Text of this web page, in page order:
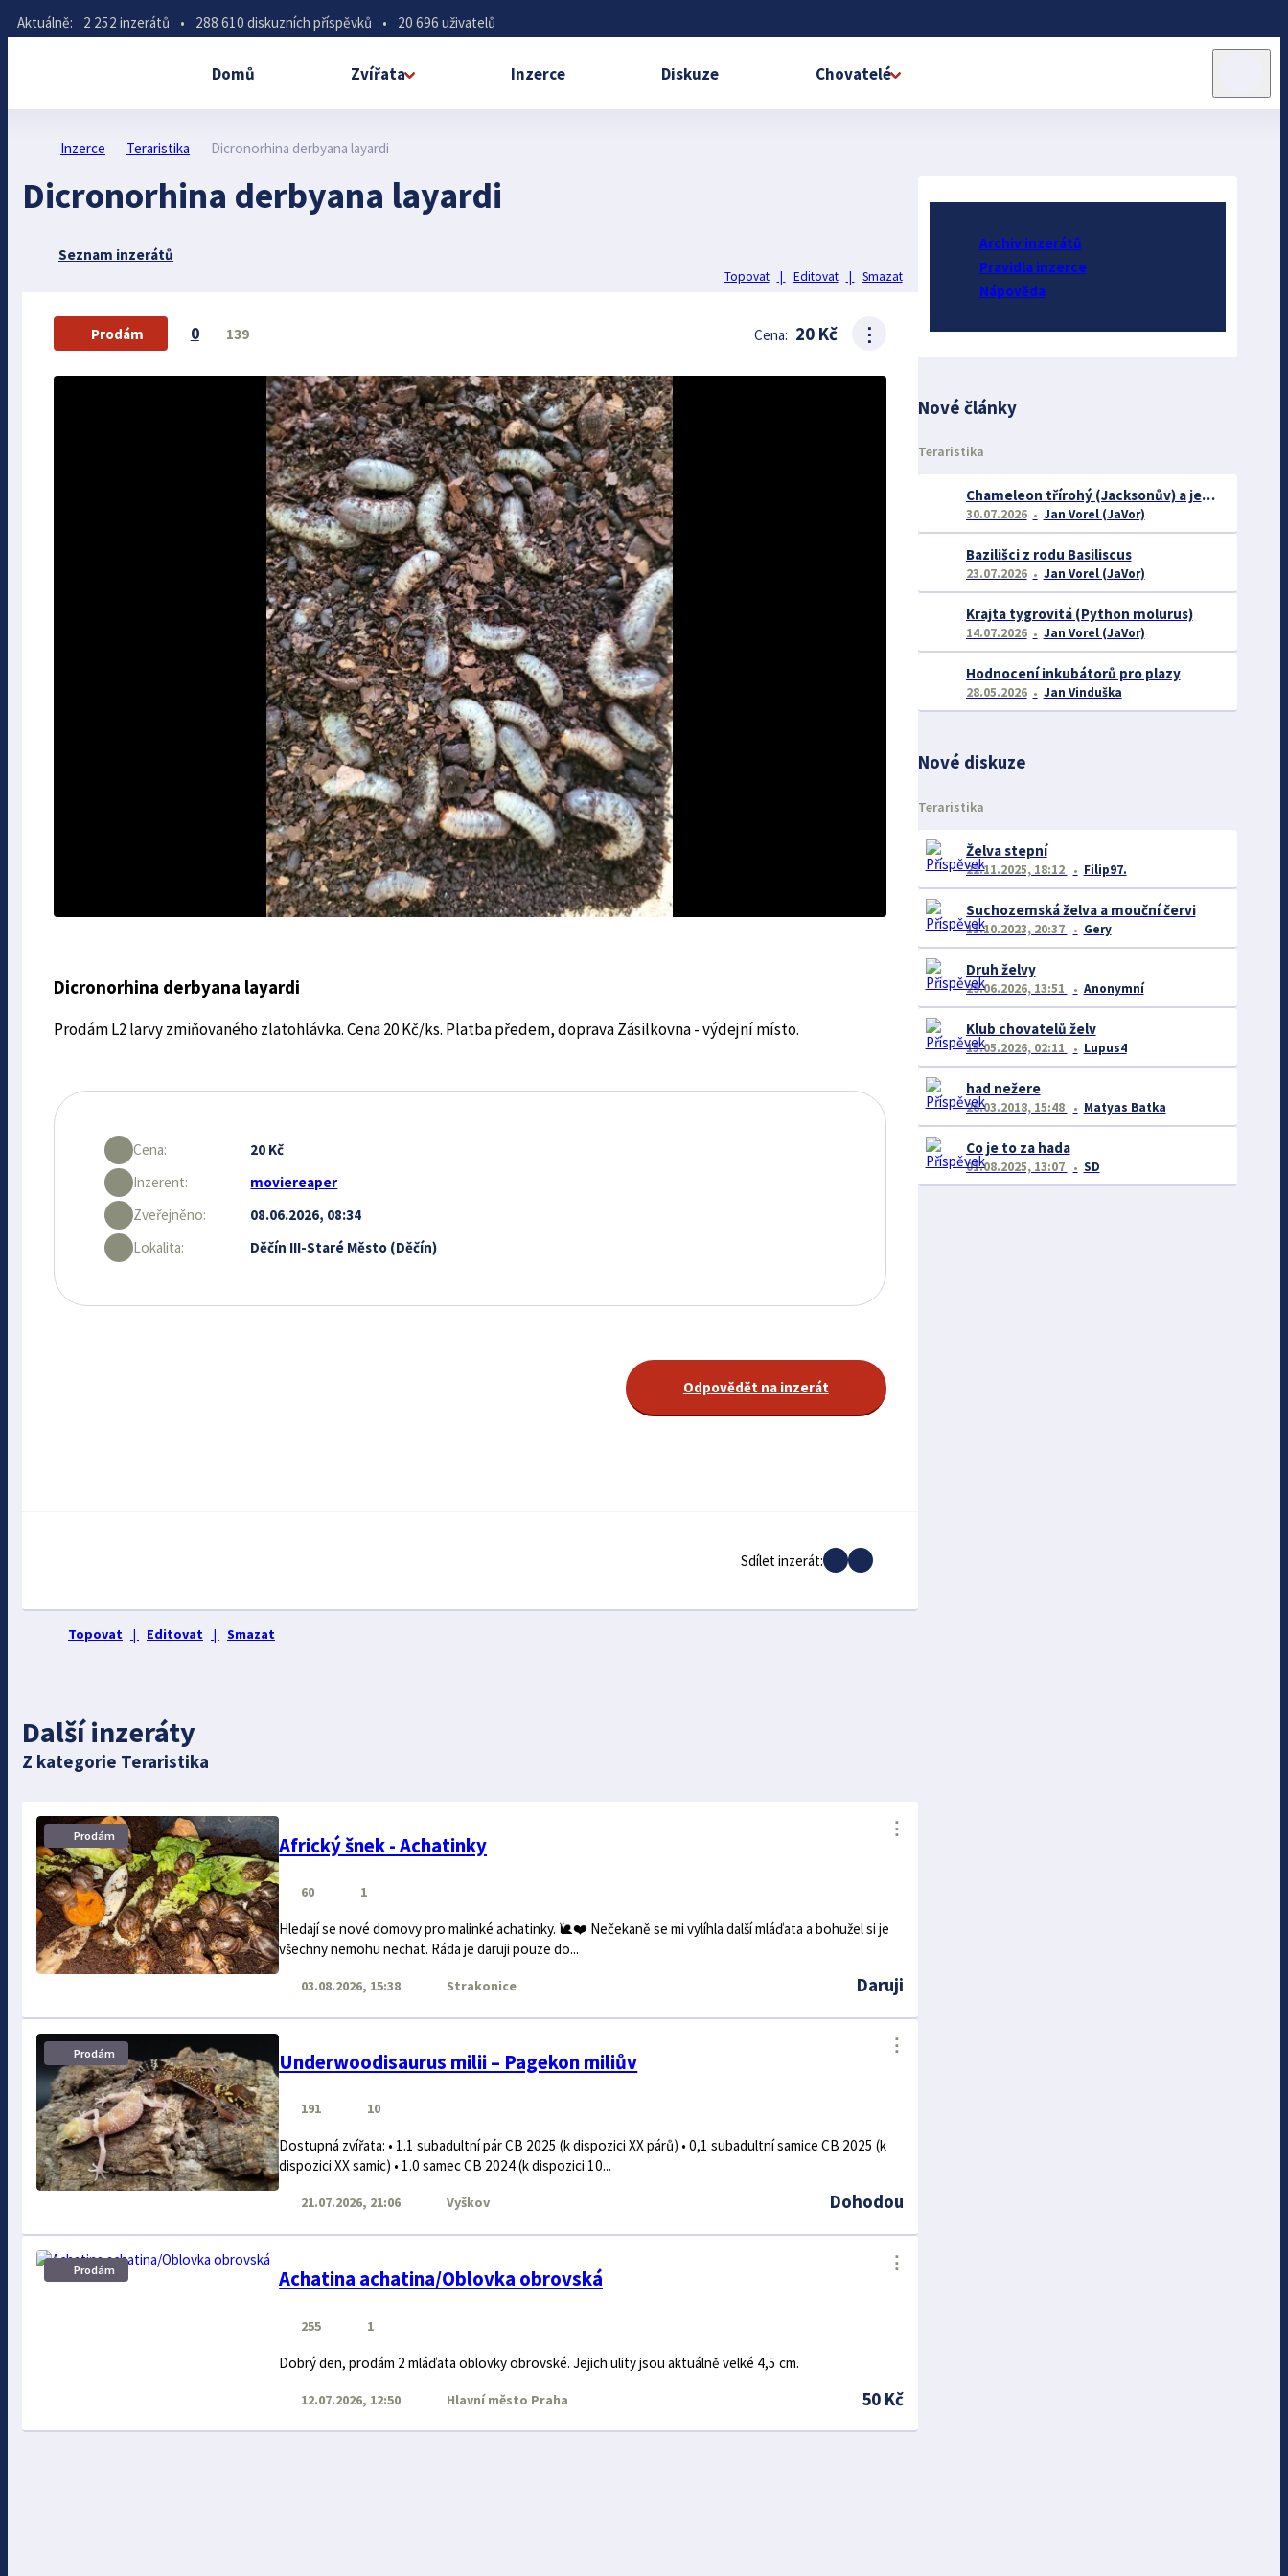
Aktuálně: 2 252 inzerátů • 288 610 diskuzních příspěvků • 20 696 uživatelů
Domů Zvířata Inzerce Diskuze Chovatelé
Inzerce Teraristika Dicronorhina derbyana layardi
Dicronorhina derbyana layardi
Seznam inzerátů
Topovat | Editovat | Smazat
Prodám 0 139 Cena: 20 Kč ⋮
Dicronorhina derbyana layardi
Prodám L2 larvy zmiňovaného zlatohlávka. Cena 20 Kč/ks. Platba předem, doprava Zásilkovna - výdejní místo.
Cena:
20 Kč
Inzerent:
moviereaper
Zveřejněno:
08.06.2026, 08:34
Lokalita:
Děčín III-Staré Město (Děčín)
Odpovědět na inzerát
Sdílet inzerát:
Topovat | Editovat | Smazat
Další inzeráty
Z kategorie Teraristika
Prodám Africký šnek - Achatinky
⋮
60 1
Hledají se nové domovy pro malinké achatinky. 🐌❤️ Nečekaně se mi vylíhla další mláďata a bohužel si je
všechny nemohu nechat. Ráda je daruji pouze do...
Daruji
Strakonice
03.08.2026, 15:38
Prodám Underwoodisaurus milii – Pagekon miliův
⋮
191 10
Dostupná zvířata: • 1.1 subadultní pár CB 2025 (k dispozici XX párů) • 0,1 subadultní samice CB 2025 (k
dispozici XX samic) • 1.0 samec CB 2024 (k dispozici 10...
Dohodou
Vyškov
21.07.2026, 21:06
Prodám Achatina achatina/Oblovka obrovská
⋮
255 1
Dobrý den, prodám 2 mláďata oblovky obrovské. Jejich ulity jsou aktuálně velké 4,5 cm.
50 Kč
Hlavní město Praha
12.07.2026, 12:50
Archiv inzerátů
Pravidla inzerce
Nápověda
Nové články
Teraristika
Chameleon třírohý (Jacksonův) a jeho chov
30.07.2026 Jan Vorel (JaVor)
Bazilišci z rodu Basiliscus
23.07.2026 Jan Vorel (JaVor)
Krajta tygrovitá (Python molurus)
14.07.2026 Jan Vorel (JaVor)
Hodnocení inkubátorů pro plazy
28.05.2026 Jan Vinduška
Nové diskuze
Teraristika
Želva stepní
22.11.2025, 18:12 Filip97.
Suchozemská želva a mouční červi
11.10.2023, 20:37 Gery
Druh želvy
29.06.2026, 13:51 Anonymní
Klub chovatelů želv
15.05.2026, 02:11 Lupus4
had nežere
26.03.2018, 15:48 Matyas Batka
Co je to za hada
01.08.2025, 13:07 SD